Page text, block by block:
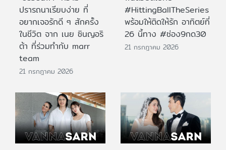
ปรารถนาเรียบง่าย ที่
อยากเจอรักดี ๆ สักครั้ง
ในชีวิต จาก เนย ซินญอริ
ต้า ที่ร่วมทำกับ marr
team
21 กรกฎาคม 2026
#HittingBallTheSeries
พร้อมให้ติดให้รัก อาทิตย์ที่
26 นี้ทาง #ช่อง9กด30
21 กรกฎาคม 2026